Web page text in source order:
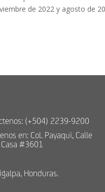
de 2022 y agosto de
(+504) 2239-9200
en: Col. Payaqui, Calle
#3601
Honduras.